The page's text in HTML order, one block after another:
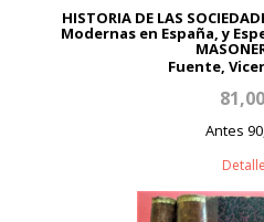
HISTORIA DE LAS
Modernas en España, y
Fuente,
Antes